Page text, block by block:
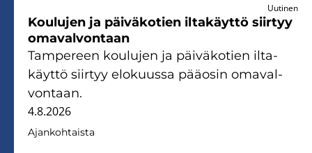
Uutinen
Kou­lu­jen ja päi­vä­ko­tien il­ta­käyt­tö siir­tyy
oma­val­von­taan
Tam­pe­reen kou­lu­jen ja päi­vä­ko­tien il­ta­
käyt­tö siir­tyy elo­kuus­sa pää­osin oma­val­
von­taan.
4.8.2026
Ajan­koh­tais­ta